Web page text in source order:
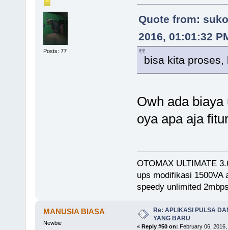
Posts: 77
Quote from:
2016, 01:01:32
bisa kita proses,
Owh ada biaya
oya apa aja
OTOMAX ULTIMATE
ups modifikasi 1500VA
speedy unlimited
MANUSIA BIASA
Newbie
Re: APLIKASI PULSA
YANG BARU
« Reply #50 on: February 06, 2016,